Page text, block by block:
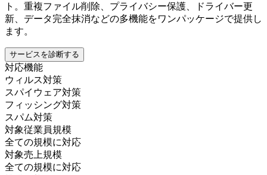
ト。重複ファイル削除、プライバシー保護、ドライバー更
新、データ完全抹消などの多機能をワンパッケージで提供し
ます。
サービスを診断する
対応機能
ウィルス対策
スパイウェア対策
フィッシング対策
スパム対策
対象従業員規模
全ての規模に対応
対象売上規模
全ての規模に対応